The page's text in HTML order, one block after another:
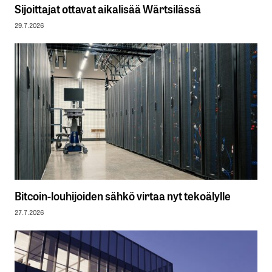
Sijoittajat ottavat aikalisää Wärtsilässä
29.7.2026
Bitcoin-louhijoiden sähkö virtaa nyt tekoälylle
27.7.2026